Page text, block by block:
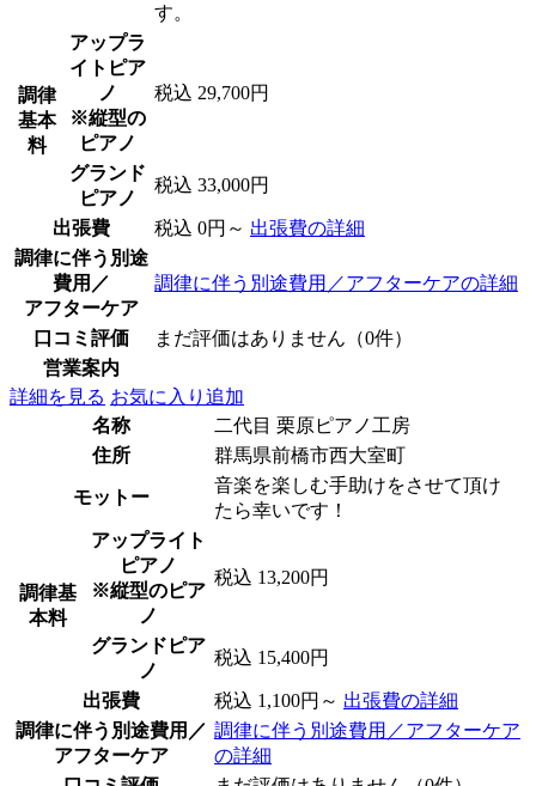
す。
調律
基本
料
アップラ
イトピア
ノ
※縦型の
ピアノ
税込 29,700円
グランド
ピアノ
税込 33,000円
出張費 税込 0円～ 出張費の詳細
調律に伴う別途
費用／
アフターケア
調律に伴う別途費用／アフターケアの詳細
口コミ評価
まだ評価はありません（0件）
営業案内
詳細を見る お気に入り追加
名称
二代目 栗原ピアノ工房
住所
群馬県前橋市西大室町
モットー
音楽を楽しむ手助けをさせて頂け
たら幸いです！
調律基
本料
アップライト
ピアノ
※縦型のピア
ノ
税込 13,200円
グランドピア
ノ
税込 15,400円
出張費 税込 1,100円～ 出張費の詳細
調律に伴う別途費用／
アフターケア
調律に伴う別途費用／アフターケア
の詳細